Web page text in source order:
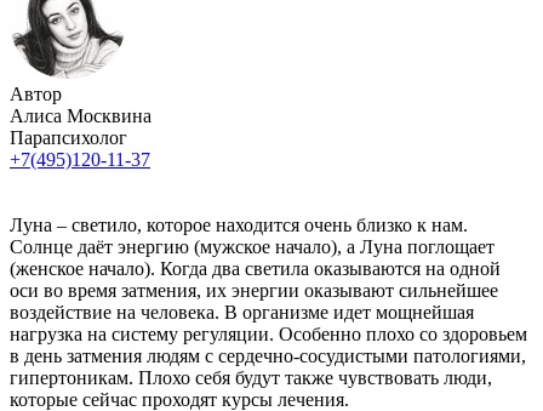
Автор
Алиса Москвина
Парапсихолог
+7(495)120-11-37
Луна – светило, которое находится очень близко к нам.
Солнце даёт энергию (мужское начало), а Луна поглощает
(женское начало). Когда два светила оказываются на одной
оси во время затмения, их энергии оказывают сильнейшее
воздействие на человека. В организме идет мощнейшая
нагрузка на систему регуляции. Особенно плохо со здоровьем
в день затмения людям с сердечно-сосудистыми патологиями,
гипертоникам. Плохо себя будут также чувствовать люди,
которые сейчас проходят курсы лечения.